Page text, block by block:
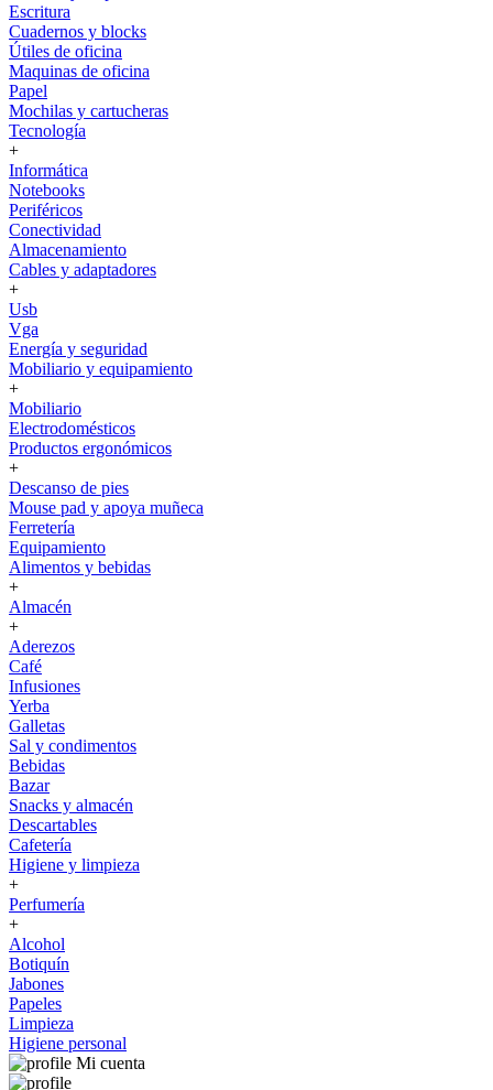
Escritura
Cuadernos y blocks
Útiles de oficina
Maquinas de oficina
Papel
Mochilas y cartucheras
Tecnología
+
Informática
Notebooks
Periféricos
Conectividad
Almacenamiento
Cables y adaptadores
+
Usb
Vga
Energía y seguridad
Mobiliario y equipamiento
+
Mobiliario
Electrodomésticos
Productos ergonómicos
+
Descanso de pies
Mouse pad y apoya muñeca
Ferretería
Equipamiento
Alimentos y bebidas
+
Almacén
+
Aderezos
Café
Infusiones
Yerba
Galletas
Sal y condimentos
Bebidas
Bazar
Snacks y almacén
Descartables
Cafetería
Higiene y limpieza
+
Perfumería
+
Alcohol
Botiquín
Jabones
Papeles
Limpieza
Higiene personal
Mi cuenta